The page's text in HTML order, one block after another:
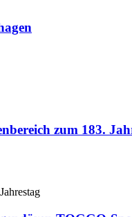
zum 183.